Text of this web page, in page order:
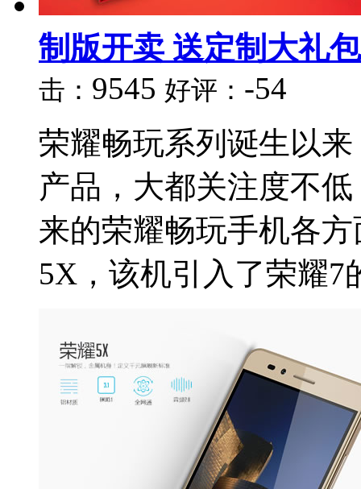
制版开卖 送定制大礼包
击： 9545 好评： -54
荣耀畅玩系列诞生以
产品，大都关注度不
来的荣耀畅玩手机各
5X，该机引入了荣耀7